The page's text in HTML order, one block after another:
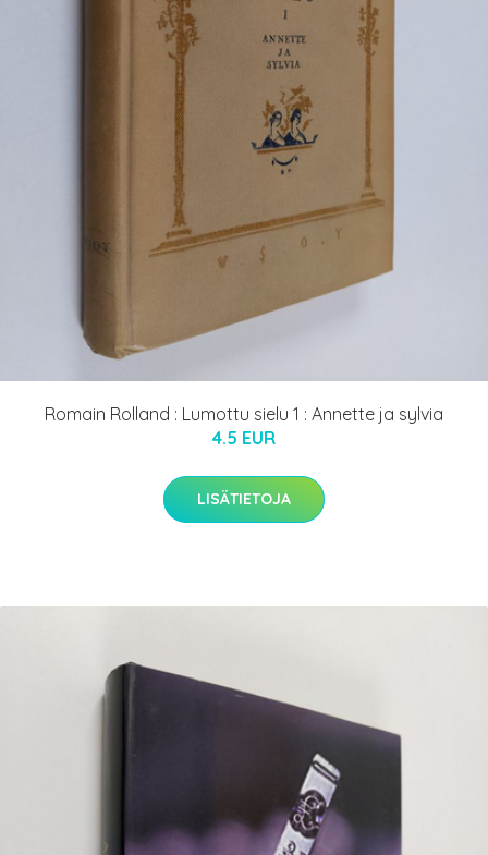
Romain Rolland : Lumottu sielu 1 : Annette ja sylvia
4.5 EUR
LISÄTIETOJA